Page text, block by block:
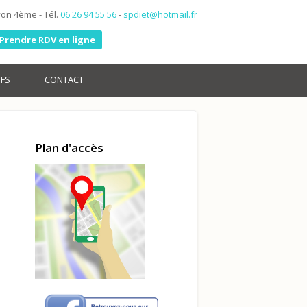
4ème - Tél. 06 26 94 55 56- spdiet@hotmail.fr
RDV en ligne
CONTACT
Plan d'accès